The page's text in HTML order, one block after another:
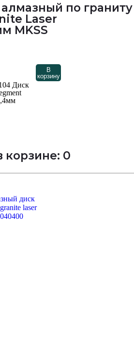
по граниту
Laser
MKSS
Диск
В
корзину
корзине: 0